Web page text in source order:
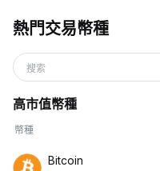
熱門交易幣種
搜索
高市值幣種
幣種
Bitcoin